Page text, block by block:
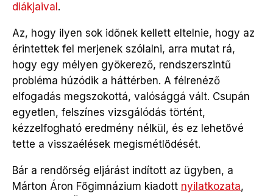
diákjaival .
Az, hogy ilyen sok időnek kellett eltelnie, hogy az
érintettek fel merjenek szólalni, arra mutat rá,
hogy egy mélyen gyökerező, rendszerszintű
probléma húzódik a háttérben. A félrenéző
elfogadás megszokottá, valósággá vált. Csupán
egyetlen, felszínes vizsgálódás történt,
kézzelfogható eredmény nélkül, és ez lehetővé
tette a visszaélések megismétlődését.
Bár a rendőrség eljárást indított az ügyben, a
Márton Áron Főgimnázium kiadott nyilatkozata,